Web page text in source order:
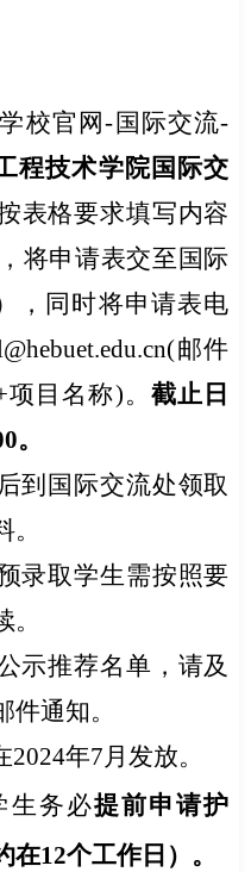
校官网- 国际交流-
程技术学院国际交
按表格要求填写内容
将申请表交至国际
，同时将申请表电
邮件
项目名称)。截止日
。
到国际交流处领取
录取学生需按照要
示推荐名单，请及
通知。
2024年7月发放。
生务必提前申请护
在12个工作日）。